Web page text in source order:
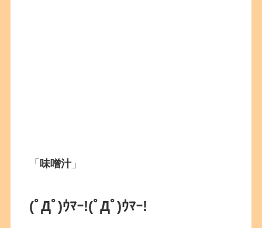
「 味噌汁」
(ﾟДﾟ)ｳﾏｰ!(ﾟДﾟ)ｳﾏｰ!